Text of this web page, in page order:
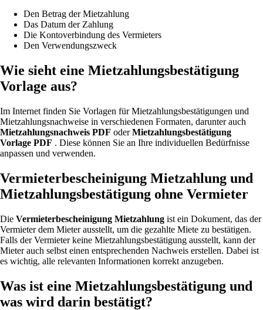
Den Betrag der Mietzahlung
Das Datum der Zahlung
Die Kontoverbindung des Vermieters
Den Verwendungszweck
Wie sieht eine Mietzahlungsbestätigung
Vorlage aus?
Im Internet finden Sie Vorlagen für Mietzahlungsbestätigungen und
Mietzahlungsnachweise in verschiedenen Formaten, darunter auch
Mietzahlungsnachweis PDF oderMietzahlungsbestätigung
Vorlage PDF . Diese können Sie an Ihre individuellen Bedürfnisse
anpassen und verwenden.
Vermieterbescheinigung Mietzahlung und
Mietzahlungsbestätigung ohne Vermieter
Die Vermieterbescheinigung Mietzahlung ist ein Dokument, das der
Vermieter dem Mieter ausstellt, um die gezahlte Miete zu bestätigen.
Falls der Vermieter keine Mietzahlungsbestätigung ausstellt, kann der
Mieter auch selbst einen entsprechenden Nachweis erstellen. Dabei ist
es wichtig, alle relevanten Informationen korrekt anzugeben.
Was ist eine Mietzahlungsbestätigung und
was wird darin bestätigt?